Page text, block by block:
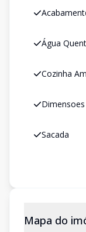
Água
Cozinha
Sacada
Mapa do